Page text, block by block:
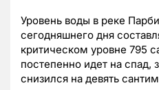
Уровень воды в реке
сегодняшнего дня
критическом уровне 795
постепенно идет на спад,
снизился на девять